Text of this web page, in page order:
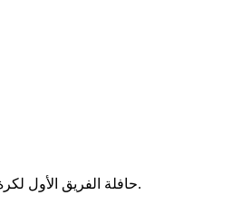
حافلة الفريق الأول لكرة القدم بالنادي وصلت منذ قليل إلى استاد برج العرب بالإسكندرية، استعدادًا لخوض مباراة المصري التي تجمع الفريقين مساء اليوم ضمن منافسات بطولة الدوري الممتاز.